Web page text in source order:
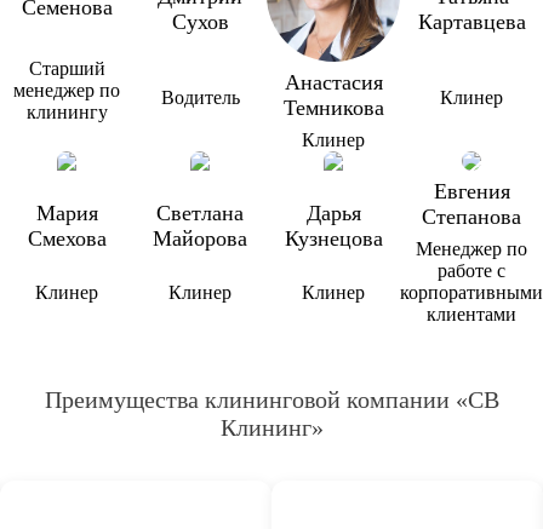
Семенова
Старший
менеджер по
клинингу
Сухов
Водитель
Анастасия
Темникова
Клинер
Картавцева
Клинер
Мария
Смехова
Клинер
Светлана
Майорова
Клинер
Дарья
Кузнецова
Клинер
Евгения
Степанова
Менеджер по
работе с
корпоративными
клиентами
Преимущества клининговой компании «СВ
Клининг»